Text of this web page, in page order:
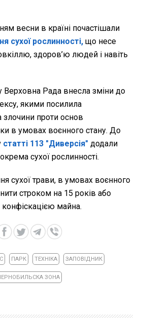
весни в країні почастішали
сухої рослинності, що несе
здоров’ю людей і навіть
Верховна Рада внесла зміни до
якими посилила
злочини проти основ
в умовах воєнного стану. До
статті 113 "Диверсія" додали
сухої рослинності.
сухої трави, в умовах воєнного
строком на 15 років або
майна.
ПАРК ТЕХНІКА ЗАПОВІДНИК
ЗОНА